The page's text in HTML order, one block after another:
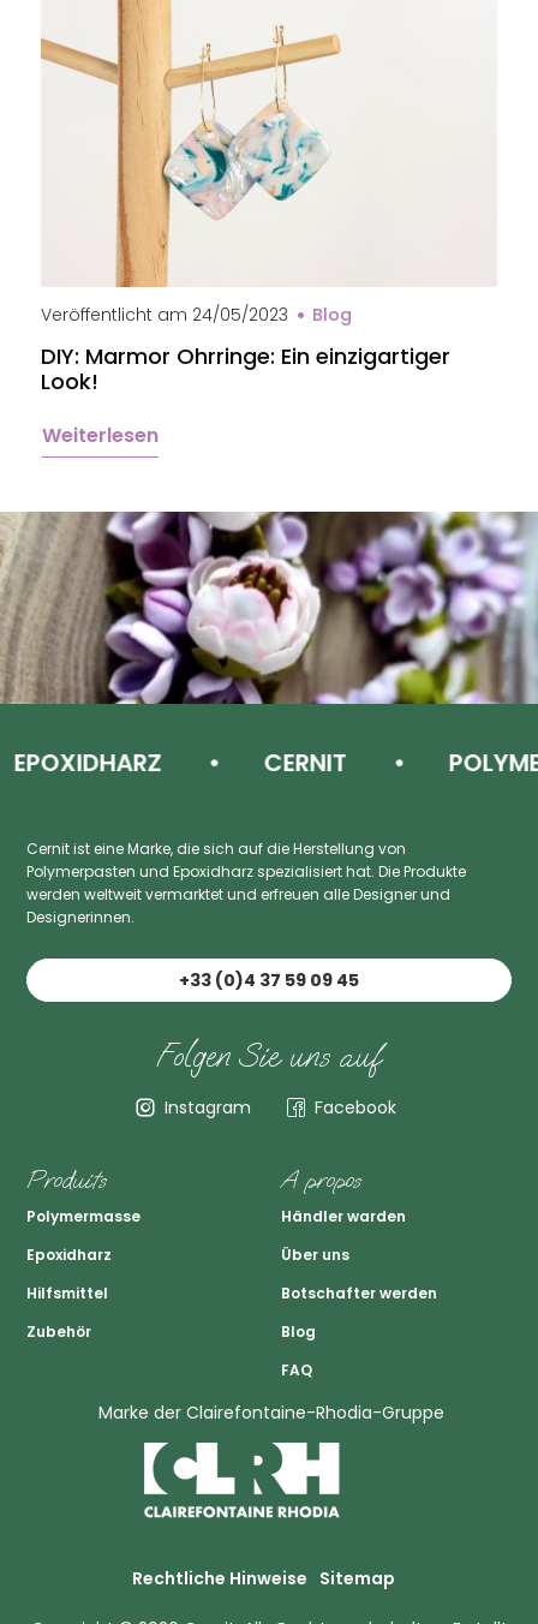
Veröffentlicht am 24/05/2023 Blog
DIY: Marmor Ohrringe: Ein einzigartiger
Look!
Weiterlesen
CERNIT POLYMER
Cernit ist eine Marke, die sich auf die Herstellung von
Polymerpasten und Epoxidharz spezialisiert hat. Die Produkte
werden weltweit vermarktet und erfreuen alle Designer und
Designerinnen.
+33 (0)4 37 59 09 45
Folgen Sie uns auf
Instagram Facebook
Produits
Polymermasse
Epoxidharz
Hilfsmittel
Zubehör
A propos
Händler warden
Über uns
Botschafter werden
Blog
FAQ
Marke der Clairefontaine-Rhodia-Gruppe
Rechtliche Hinweise Sitemap